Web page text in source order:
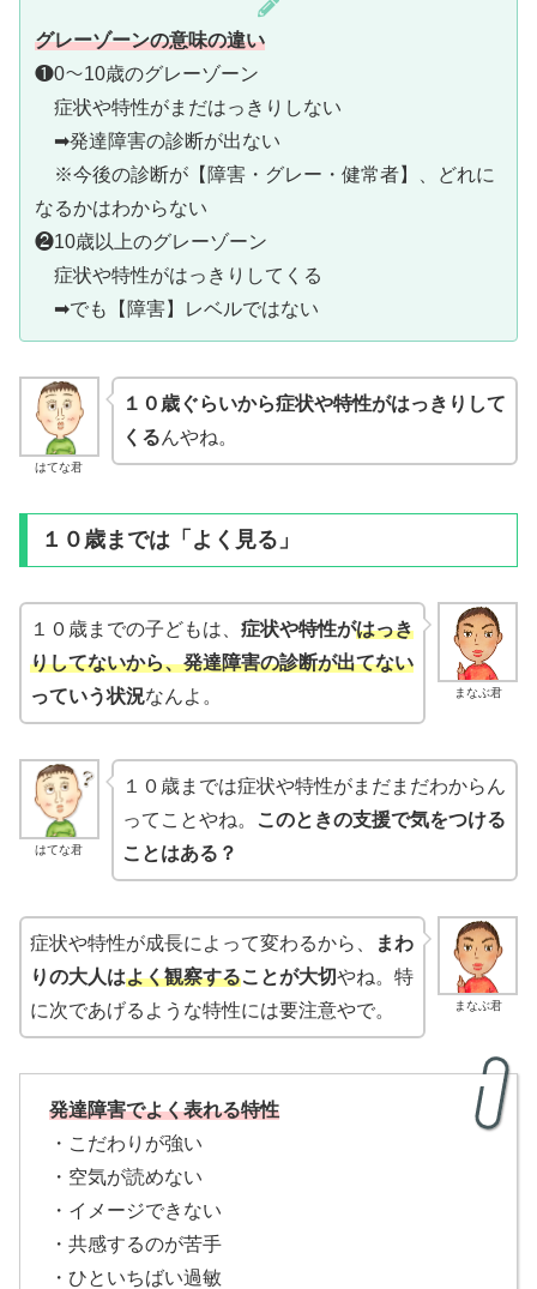
グレーゾーンの意味の違い
❶0～10歳のグレーゾーン
症状や特性がまだはっきりしない
➡発達障害の診断が出ない
※今後の診断が【障害・グレー・健常者】、どれに
なるかはわからない
❷10歳以上のグレーゾーン
症状や特性がはっきりしてくる
➡でも【障害】レベルではない
はてな君
１０歳ぐらいから症状や特性がはっきりして
くるんやね。
１０歳までは「よく見る」
まなぶ君
１０歳までの子どもは、 症状や特性がはっき
りしてないから、発達障害の診断が出てない
っていう状況なんよ。
はてな君
１０歳までは症状や特性がまだまだわからん
ってことやね。
このときの支援で気をつける
ことはある？
まなぶ君
症状や特性が成長によって変わるから、
まわ
りの大人はよく観察することが大切やね。特
に次であげるような特性には要注意やで。
発達障害でよく表れる特性
・こだわりが強い
・空気が読めない
・イメージできない
・共感するのが苦手
・ひといちばい過敏